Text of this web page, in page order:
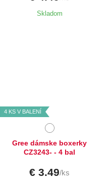
Skladom
4 KS V BALENÍ
Gree dámske boxerky
CZ3243- - 4 bal
€ 3.49/ks